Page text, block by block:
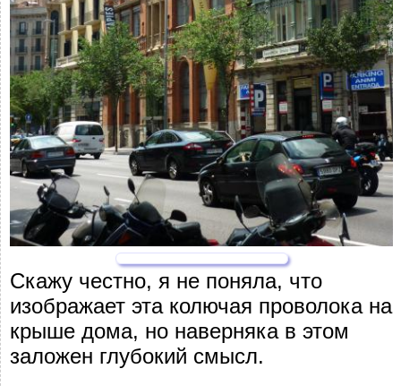
Скажу честно, я не поняла, что
изображает эта колючая проволока на
крыше дома, но наверняка в этом
заложен глубокий смысл.